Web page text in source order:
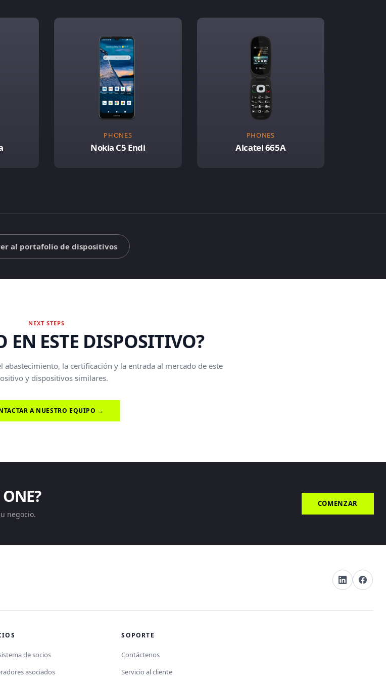
PHONES
Nokia C5 Endi
PHONES
Alcatel 665A
al portafolio de dispositivos
NEXT STEPS
EN ESTE DISPOSITIVO?
la certificación y la entrada al mercado de este
y dispositivos similares.
A NUESTRO EQUIPO →
negocio.
COMENZAR
de socios
asociados
SOPORTE
Contáctenos
Servicio al cliente